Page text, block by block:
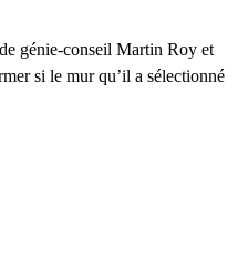
génie-conseil Martin Roy et
si le mur qu’il a sélectionné